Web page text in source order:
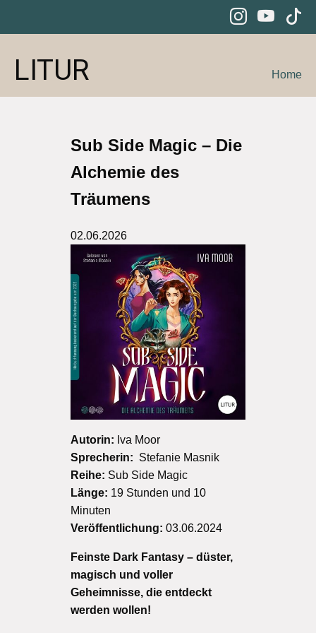
LITUR Home
Sub Side Magic – Die
Alchemie des
Träumens
02.06.2026
Autorin: Iva Moor
Sprecherin: Stefanie Masnik
Reihe: Sub Side Magic
Länge: 19 Stunden und 10
Minuten
Veröffentlichung: 03.06.2024
Feinste Dark Fantasy – düster,
magisch und voller
Geheimnisse, die entdeckt
werden wollen!